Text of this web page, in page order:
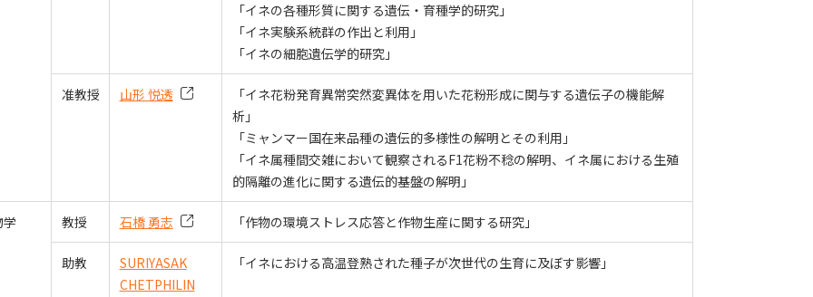
「イネの各種形質に関する遺伝・育種学的研究」
「イネ実験系統群の作出と利用」
「イネの細胞遺伝学的研究」
准教授 山形 悦透
「イネ花粉発育異常突然変異体を用いた花粉形成に関与する遺伝子の機能解
析」
「ミャンマー国在来品種の遺伝的多様性の解明とその利用」
「イネ属種間交雑において観察されるF1花粉不稔の解明、イネ属における生殖
的隔離の進化に関する遺伝的基盤の解明」
教授 石橋 勇志 「作物の環境ストレス応答と作物生産に関する研究」
助教
SURIYASAK
CHETPHILIN
「イネにおける高温登熟された種子が次世代の生育に及ぼす影響」